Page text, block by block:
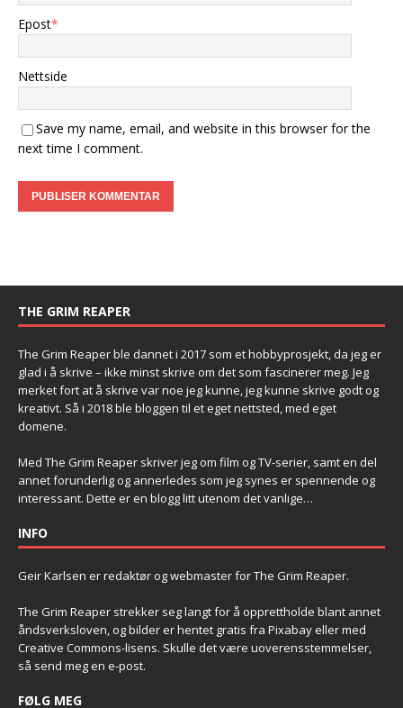
Epost*
Nettside
Save my name, email, and website in this browser for the
next time I comment.
THE GRIM REAPER
The Grim Reaper ble dannet i 2017 som et hobbyprosjekt, da jeg er
glad i å skrive – ikke minst skrive om det som fascinerer meg. Jeg
merket fort at å skrive var noe jeg kunne, jeg kunne skrive godt og
kreativt. Så i 2018 ble bloggen til et eget nettsted, med eget
domene.
Med The Grim Reaper skriver jeg om film og TV-serier, samt en del
annet forunderlig og annerledes som jeg synes er spennende og
interessant. Dette er en blogg litt utenom det vanlige…
INFO
Geir Karlsen er redaktør og webmaster for The Grim Reaper.
The Grim Reaper strekker seg langt for å opprettholde blant annet
åndsverksloven, og bilder er hentet gratis fra Pixabay eller med
Creative Commons-lisens. Skulle det være uoverensstemmelser,
så send meg en e-post.
FØLG MEG